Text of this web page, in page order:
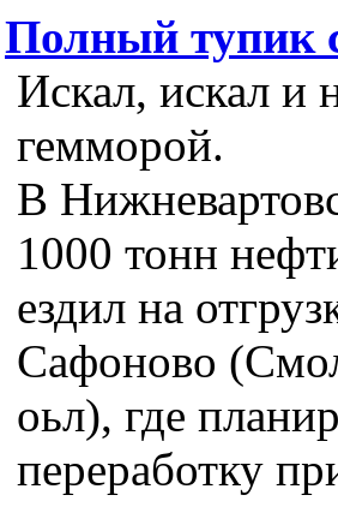
Полный тупик
Искал, искал и
гемморой.
В
1000 тонн
ездил на
Сафоново
оьл), где
переработку